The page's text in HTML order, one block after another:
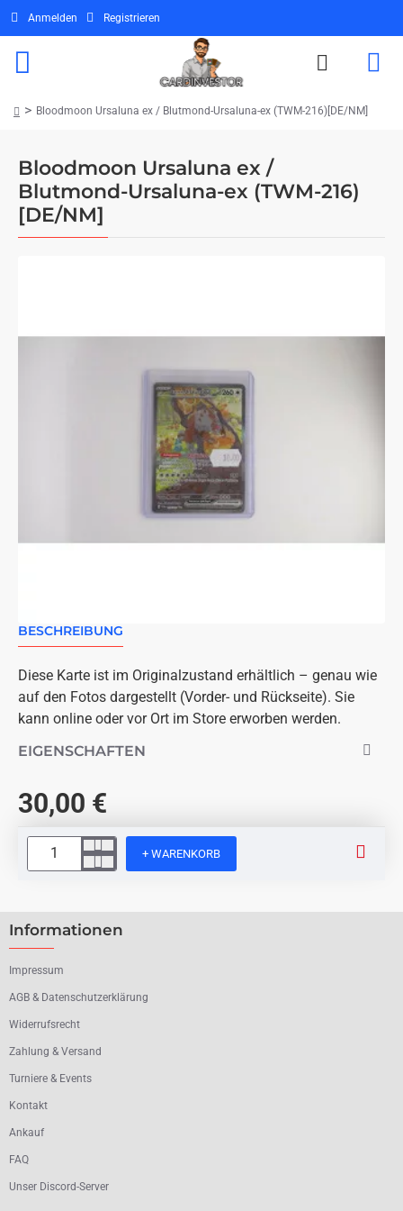
Anmelden Registrieren
Bloodmoon Ursaluna ex /
Blutmond-Ursaluna-ex (TWM-216)
[DE/NM]
Bloodmoon Ursaluna ex / Blutmond-Ursaluna-ex (TWM-216)[DE/NM]
BESCHREIBUNG
Diese Karte ist im Originalzustand erhältlich – genau wie
auf den Fotos dargestellt (Vorder- und Rückseite). Sie
kann online oder vor Ort im Store erworben werden.
EIGENSCHAFTEN
30,00 €
+ WARENKORB
Informationen
Impressum
AGB & Datenschutzerklärung
Widerrufsrecht
Zahlung & Versand
Turniere & Events
Kontakt
Ankauf
FAQ
Unser Discord-Server